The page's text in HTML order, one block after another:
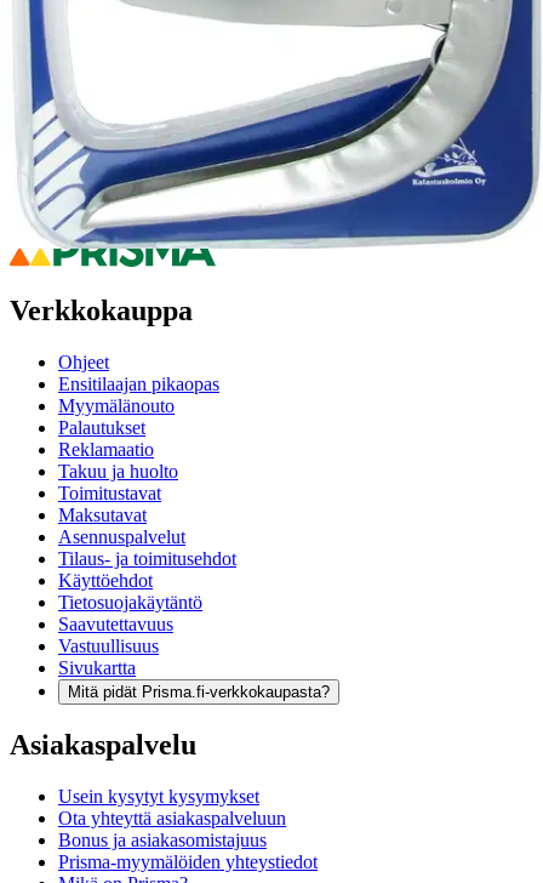
Ovatko tuotetiedot riittävät? Jos tuotetiedoissa on puutteita tai niitä
voisi muuten parantaa, anna palautetta.
Anna palautetta Avautuu uuteen välilehteen
Ilmainen palautus 30 päivää.*
Nouto myymälästä ilman toimituskuluja.
Asiakasomistajalle Bonusta jopa 5 %.*
Verkkokauppa
Ohjeet
Ensitilaajan pikaopas
Myymälänouto
Palautukset
Reklamaatio
Takuu ja huolto
Toimitustavat
Maksutavat
Asennuspalvelut
Tilaus- ja toimitusehdot
Käyttöehdot
Tietosuojakäytäntö
Saavutettavuus
Vastuullisuus
Sivukartta
Mitä pidät Prisma.fi-verkkokaupasta?
Asiakaspalvelu
Usein kysytyt kysymykset
Ota yhteyttä asiakaspalveluun
Bonus ja asiakasomistajuus
Prisma-myymälöiden yhteystiedot